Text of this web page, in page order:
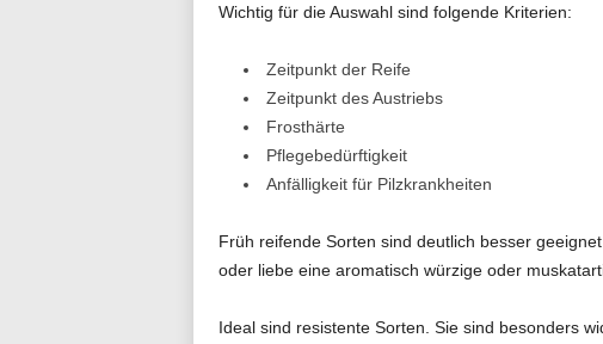
Wichtig für die Auswahl sind folgende Kriterien:
Zeitpunkt der Reife
Zeitpunkt des Austriebs
Frosthärte
Pflegebedürftigkeit
Anfälligkeit für Pilzkrankheiten
Früh reifende Sorten sind deutlich besser
oder liebe eine aromatisch würzige oder
Ideal sind resistente Sorten. Sie sind besonders